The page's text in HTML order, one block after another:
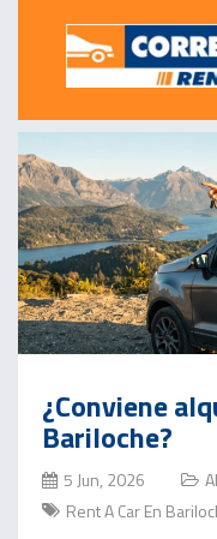
¿Conviene
Bariloche?
5 Jun, 2026
Rent A Car En